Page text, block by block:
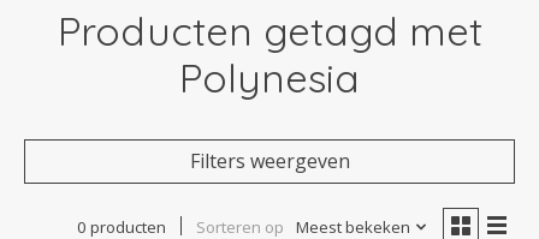
Producten getagd met
Polynesia
Filters weergeven
0 producten Sorteren op Meest bekeken